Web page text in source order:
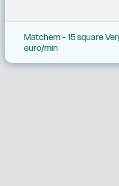
Matchem - 15 square
euro/min